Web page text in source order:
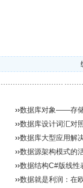
››数据库对象——存
››数据库设计词汇对
››数据库大型应用解
››数据源架构模式的
››数据结构C#版线性
››数据就是利润：在